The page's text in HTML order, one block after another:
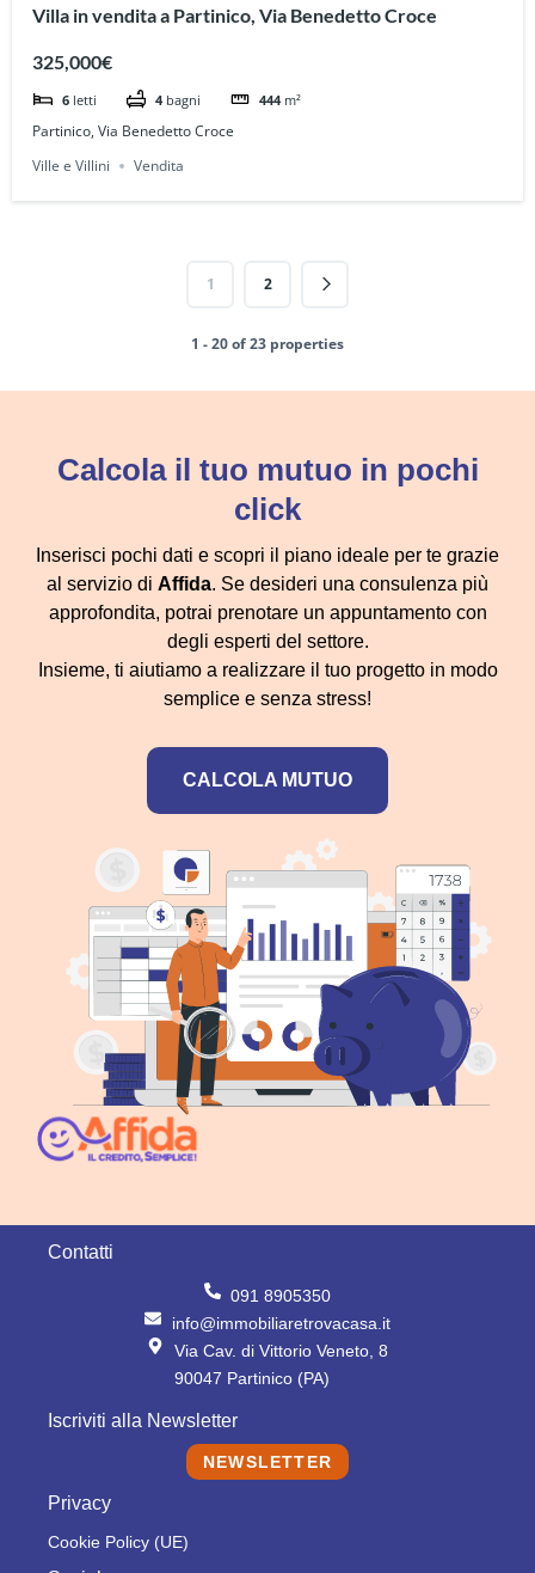
Villa in vendita a Partinico, Via Benedetto Croce
325,000€
6 letti 4 bagni 444 m²
Partinico, Via Benedetto Croce
Ville e Villini
Vendita
1 2
1 - 20 of 23 properties
Inserisci pochi dati e scopri il piano ideale per te grazie
al servizio di Affida. Se desideri una consulenza più
approfondita, potrai prenotare un appuntamento con
degli esperti del settore.
Insieme, ti aiutiamo a realizzare il tuo progetto in modo
semplice e senza stress!
CALCOLA MUTUO
Calcola il tuo mutuo in pochi
click
Contatti
091 8905350
info@immobiliaretrovacasa.it
Via Cav. di Vittorio Veneto, 8
90047 Partinico (PA)
Iscriviti alla Newsletter
NEWSLETTER
Privacy
Cookie Policy (UE)